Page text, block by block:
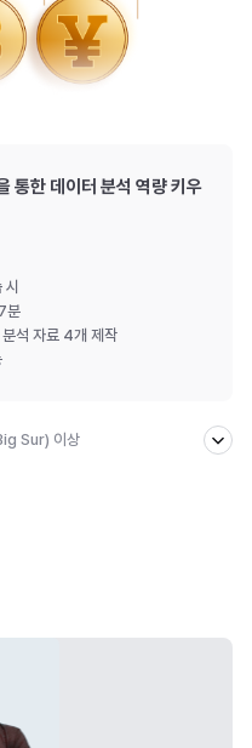
통한 데이터 분석 역량 키우
분
석 자료 4개 제작
Sur) 이상
이상 / i5 이상 / 64bit 이상